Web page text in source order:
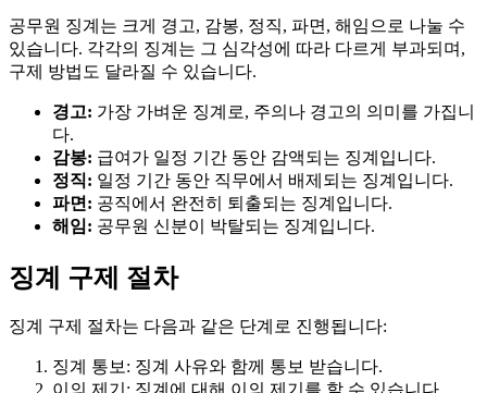
공무원 징계는 크게 경고, 감봉, 정직, 파면, 해임으로 나눌 수
있습니다. 각각의 징계는 그 심각성에 따라 다르게 부과되며,
구제 방법도 달라질 수 있습니다.
경고: 가장 가벼운 징계로, 주의나 경고의 의미를 가집니
다.
감봉: 급여가 일정 기간 동안 감액되는 징계입니다.
정직: 일정 기간 동안 직무에서 배제되는 징계입니다.
파면: 공직에서 완전히 퇴출되는 징계입니다.
해임: 공무원 신분이 박탈되는 징계입니다.
징계 구제 절차
징계 구제 절차는 다음과 같은 단계로 진행됩니다:
징계 통보: 징계 사유와 함께 통보 받습니다.